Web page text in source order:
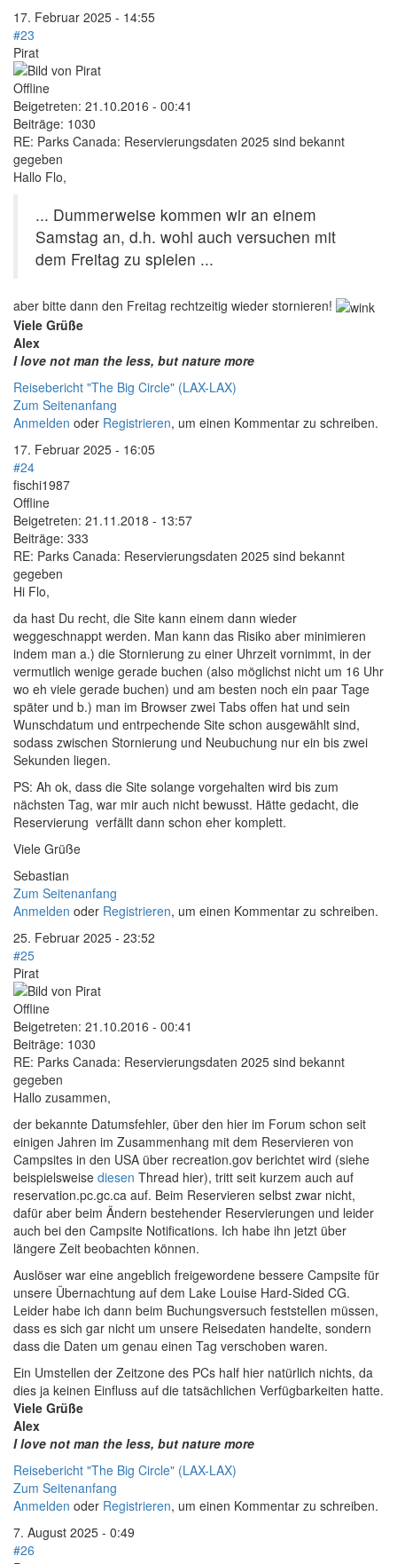
17. Februar 2025 - 14:55
#23
Pirat
Offline
Beigetreten: 21.10.2016 - 00:41
Beiträge: 1030
RE: Parks Canada: Reservierungsdaten 2025 sind bekannt
gegeben
Hallo Flo,
... Dummerweise kommen wir an einem
Samstag an, d.h. wohl auch versuchen mit
dem Freitag zu spielen ...
aber bitte dann den Freitag rechtzeitig wieder stornieren!
Viele Grüße
Alex
I love not man the less, but nature more
Reisebericht "The Big Circle" (LAX-LAX)
Zum Seitenanfang
Anmelden oder Registrieren, um einen Kommentar zu schreiben.
17. Februar 2025 - 16:05
#24
fischi1987
Offline
Beigetreten: 21.11.2018 - 13:57
Beiträge: 333
RE: Parks Canada: Reservierungsdaten 2025 sind bekannt
gegeben
Hi Flo,
da hast Du recht, die Site kann einem dann wieder
weggeschnappt werden. Man kann das Risiko aber minimieren
indem man a.) die Stornierung zu einer Uhrzeit vornimmt, in der
vermutlich wenige gerade buchen (also möglichst nicht um 16 Uhr
wo eh viele gerade buchen) und am besten noch ein paar Tage
später und b.) man im Browser zwei Tabs offen hat und sein
Wunschdatum und entrpechende Site schon ausgewählt sind,
sodass zwischen Stornierung und Neubuchung nur ein bis zwei
Sekunden liegen.
PS: Ah ok, dass die Site solange vorgehalten wird bis zum
nächsten Tag, war mir auch nicht bewusst. Hätte gedacht, die
Reservierung verfällt dann schon eher komplett.
Viele Grüße
Sebastian
Zum Seitenanfang
Anmelden oder Registrieren, um einen Kommentar zu schreiben.
25. Februar 2025 - 23:52
#25
Pirat
Offline
Beigetreten: 21.10.2016 - 00:41
Beiträge: 1030
RE: Parks Canada: Reservierungsdaten 2025 sind bekannt
gegeben
Hallo zusammen,
der bekannte Datumsfehler, über den hier im Forum schon seit
einigen Jahren im Zusammenhang mit dem Reservieren von
Campsites in den USA über recreation.gov berichtet wird (siehe
beispielsweise diesen Thread hier), tritt seit kurzem auch auf
reservation.pc.gc.ca auf. Beim Reservieren selbst zwar nicht,
dafür aber beim Ändern bestehender Reservierungen und leider
auch bei den Campsite Notifications. Ich habe ihn jetzt über
längere Zeit beobachten können.
Auslöser war eine angeblich freigewordene bessere Campsite für
unsere Übernachtung auf dem Lake Louise Hard-Sided CG.
Leider habe ich dann beim Buchungsversuch feststellen müssen,
dass es sich gar nicht um unsere Reisedaten handelte, sondern
dass die Daten um genau einen Tag verschoben waren.
Ein Umstellen der Zeitzone des PCs half hier natürlich nichts, da
dies ja keinen Einfluss auf die tatsächlichen Verfügbarkeiten hatte.
Viele Grüße
Alex
I love not man the less, but nature more
Reisebericht "The Big Circle" (LAX-LAX)
Zum Seitenanfang
Anmelden oder Registrieren, um einen Kommentar zu schreiben.
7. August 2025 - 0:49
#26